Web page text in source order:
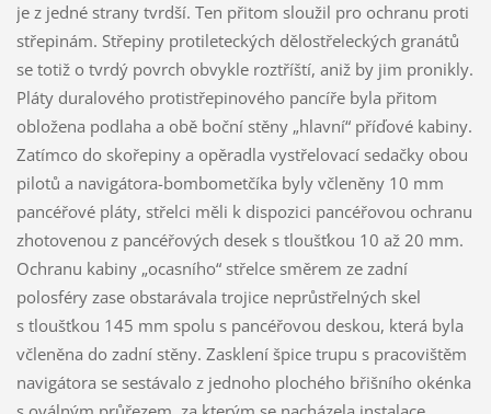
je z jedné strany tvrdší. Ten přitom sloužil pro ochranu proti
střepinám. Střepiny protileteckých dělostřeleckých granátů
se totiž o tvrdý povrch obvykle roztříští, aniž by jim pronikly.
Pláty duralového protistřepinového pancíře byla přitom
obložena podlaha a obě boční stěny „hlavní“ příďové kabiny.
Zatímco do skořepiny a opěradla vystřelovací sedačky obou
pilotů a navigátora-bombometčíka byly včleněny 10 mm
pancéřové pláty, střelci měli k dispozici pancéřovou ochranu
zhotovenou z pancéřových desek s tloušťkou 10 až 20 mm.
Ochranu kabiny „ocasního“ střelce směrem ze zadní
polosféry zase obstarávala trojice neprůstřelných skel
s tloušťkou 145 mm spolu s pancéřovou deskou, která byla
včleněna do zadní stěny. Zasklení špice trupu s pracovištěm
navigátora se sestávalo z jednoho plochého břišního okénka